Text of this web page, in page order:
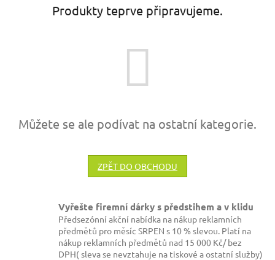
Produkty teprve připravujeme.
Můžete se ale podívat na ostatní kategorie.
ZPĚT DO OBCHODU
Vyřešte firemní dárky s předstihem a v klidu
Předsezónní akční nabídka na nákup reklamních
předmětů pro měsíc SRPEN s 10 % slevou. Platí na
nákup reklamních předmětů nad 15 000 Kč/ bez
DPH( sleva se nevztahuje na tiskové a ostatní služby)